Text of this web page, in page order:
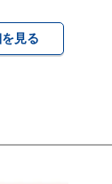
見る